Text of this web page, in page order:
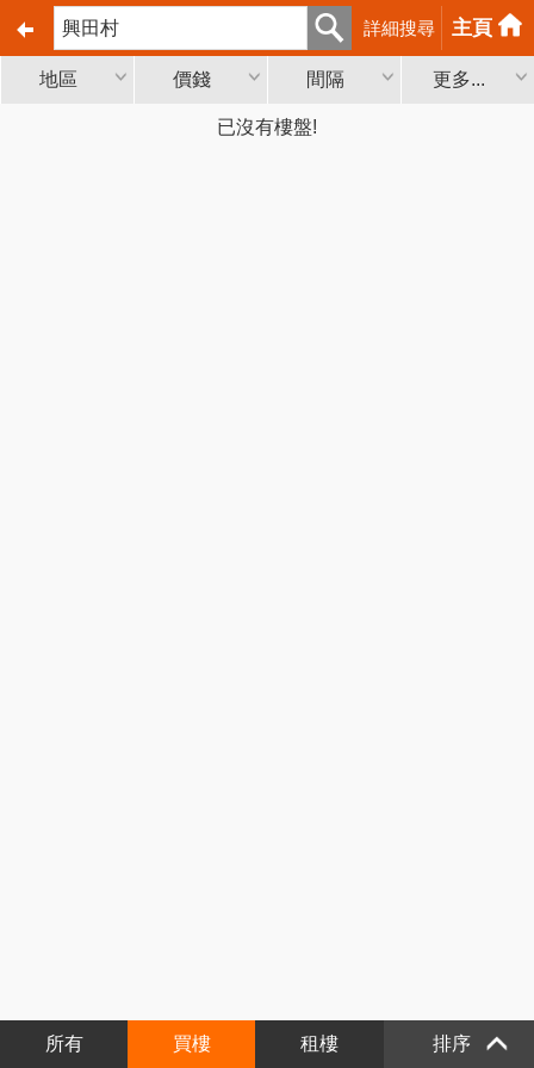
詳細搜尋 主頁
地區 價錢 間隔 更多...
已沒有樓盤!
所有 買樓 租樓 排序